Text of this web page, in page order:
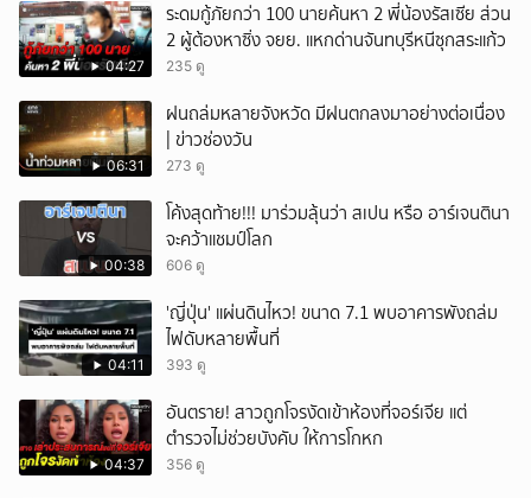
04:27
ระดมกู้ภัยกว่า 100 นายค้นหา 2 พี่น้องรัสเซีย ส่วน
2 ผู้ต้องหาซิ่ง จยย. แหกด่านจันทบุรีหนีซุกสระแก้ว
235 ดู
06:31
ฝนถล่มหลายจังหวัด มีฝนตกลงมาอย่างต่อเนื่อง
| ข่าวช่องวัน
273 ดู
00:38
โค้งสุดท้าย!!! มาร่วมลุ้นว่า สเปน หรือ อาร์เจนตินา
จะคว้าแชมป์โลก
606 ดู
04:11
'ญี่ปุ่น' แผ่นดินไหว! ขนาด 7.1 พบอาคารพังถล่ม
ไฟดับหลายพื้นที่
393 ดู
04:37
อันตราย! สาวถูกโจรงัดเข้าห้องที่จอร์เจีย แต่
ตำรวจไม่ช่วยบังคับ ให้การโกหก
356 ดู